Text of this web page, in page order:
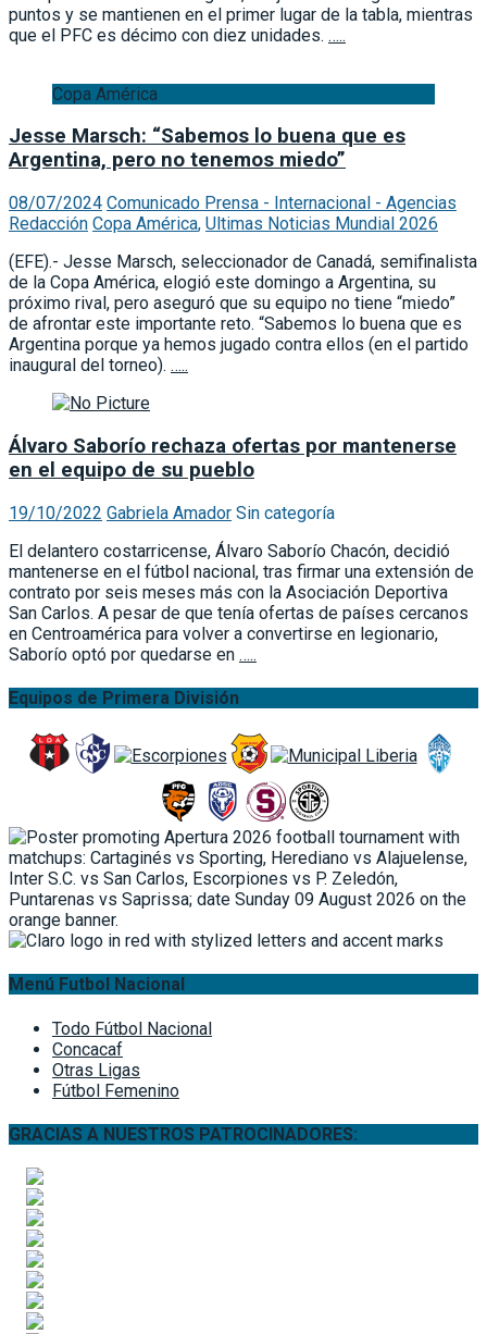
puntos y se mantienen en el primer lugar de la tabla, mientras
que el PFC es décimo con diez unidades. …..
Copa América
Jesse Marsch: “Sabemos lo buena que es
Argentina, pero no tenemos miedo”
08/07/2024 Comunicado Prensa - Internacional - Agencias
Redacción Copa América, Ultimas Noticias Mundial 2026
(EFE).- Jesse Marsch, seleccionador de Canadá, semifinalista
de la Copa América, elogió este domingo a Argentina, su
próximo rival, pero aseguró que su equipo no tiene “miedo”
de afrontar este importante reto. “Sabemos lo buena que es
Argentina porque ya hemos jugado contra ellos (en el partido
inaugural del torneo). …..
Álvaro Saborío rechaza ofertas por mantenerse
en el equipo de su pueblo
19/10/2022 Gabriela Amador Sin categoría
El delantero costarricense, Álvaro Saborío Chacón, decidió
mantenerse en el fútbol nacional, tras firmar una extensión de
contrato por seis meses más con la Asociación Deportiva
San Carlos. A pesar de que tenía ofertas de países cercanos
en Centroamérica para volver a convertirse en legionario,
Saborío optó por quedarse en …..
Equipos de Primera División
Menú Futbol Nacional
Todo Fútbol Nacional
Concacaf
Otras Ligas
Fútbol Femenino
GRACIAS A NUESTROS PATROCINADORES: